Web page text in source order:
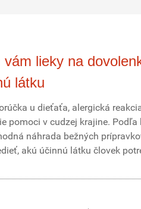
vám lieky na
látku
u dieťaťa, alergická
pomoci v cudzej krajine.
náhrada bežných
akú účinnú látku človek